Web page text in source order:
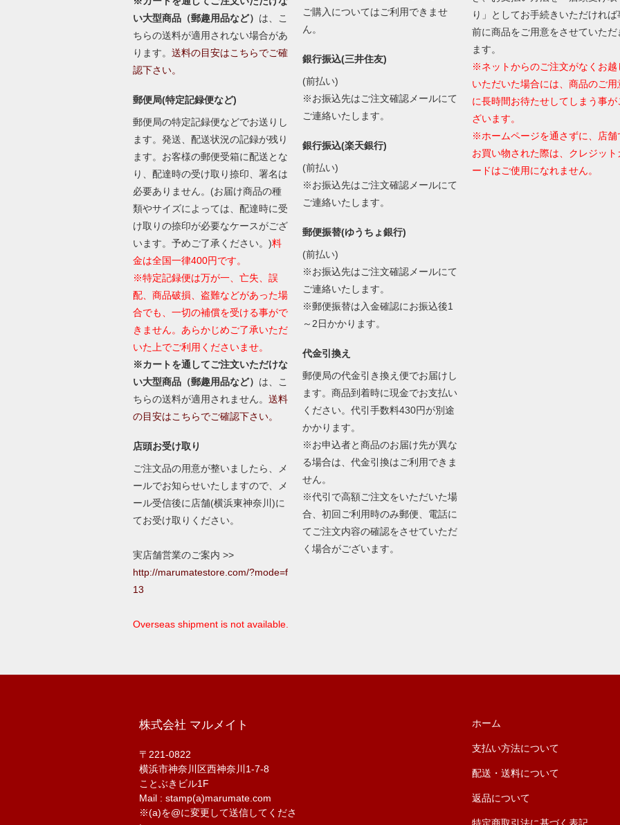
い大型商品（郵趣用品など） は、こ
ちらの送料が適用されない場合があ
ります。 送料の目安はこちらでご確
認下さい。
郵便局(特定記録便など)
郵便局の特定記録便などでお送りし
ます。発送、配送状況の記録が残り
ます。お客様の郵便受箱に配送とな
り、配達時の受け取り捺印、署名は
必要ありません。(お届け商品の種
類やサイズによっては、配達時に受
け取りの捺印が必要なケースがござ
います。予めご了承ください。)料
金は全国一律400円です。
※特定記録便は万が一、亡失、誤
配、商品破損、盗難などがあった場
合でも、一切の補償を受ける事がで
きません。あらかじめご了承いただ
いた上でご利用くださいませ。
※カートを通してご注文いただけな
い大型商品（郵趣用品など） は、こ
ちらの送料が適用されません。 送料
の目安はこちらでご確認下さい。
店頭お受け取り
ご注文品の用意が整いましたら、メ
ールでお知らせいたしますので、メ
ール受信後に店舗(横浜東神奈川)に
てお受け取りください。
実店舗営業のご案内 >>
http://marumatestore.com/?mode=f
13
Overseas shipment is not available.
ご購入についてはご利用できませ
ん。
銀行振込(三井住友)
(前払い)
※お振込先はご注文確認メールにて
ご連絡いたします。
銀行振込(楽天銀行)
(前払い)
※お振込先はご注文確認メールにて
ご連絡いたします。
郵便振替(ゆうちょ銀行)
(前払い)
※お振込先はご注文確認メールにて
ご連絡いたします。
※郵便振替は入金確認にお振込後1
～2日かかります。
代金引換え
郵便局の代金引き換え便でお届けし
ます。商品到着時に現金でお支払い
ください。代引手数料430円が別途
かかります。
※お申込者と商品のお届け先が異な
る場合は、代金引換はご利用できま
せん。
※代引で高額ご注文をいただいた場
合、初回ご利用時のみ郵便、電話に
てご注文内容の確認をさせていただ
く場合がございます。
り」としてお手続きいただければ
前に商品をご用意をさせていただ
ます。
※ネットからのご注文がなくお越
いただいた場合には、商品のご用
に長時間お待たせしてしまう事が
ざいます。
※ホームページを通さずに、店舗
お買い物された際は、クレジット
ードはご使用になれません。
株式会社 マルメイト
〒221-0822
横浜市神奈川区西神奈川1-7-8
ことぶきビル1F
Mail : stamp(a)marumate.com
※(a)を@に変更して送信してくださ
ホーム
支払い方法について
配送・送料について
返品について
特定商取引法に基づく表記